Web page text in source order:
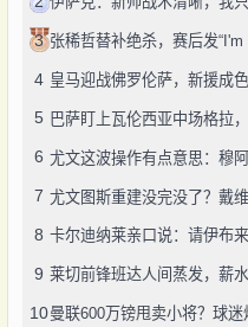
3 张稀哲替补绝杀，赛后发
4 皇马迎战佛罗伦萨，新援成
5 巴萨盯上瓦伦西亚中场格拉
6
7
8 卡尔迪纳莱亲口说：请伊布
9 莱切前锋班达人间蒸发，薪
10曼联600万镑甩卖小将？球迷